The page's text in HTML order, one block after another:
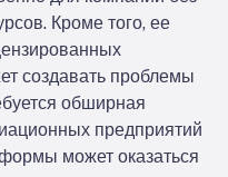
Кроме того, ее
создавать проблемы
обширная
предприятий
может оказаться